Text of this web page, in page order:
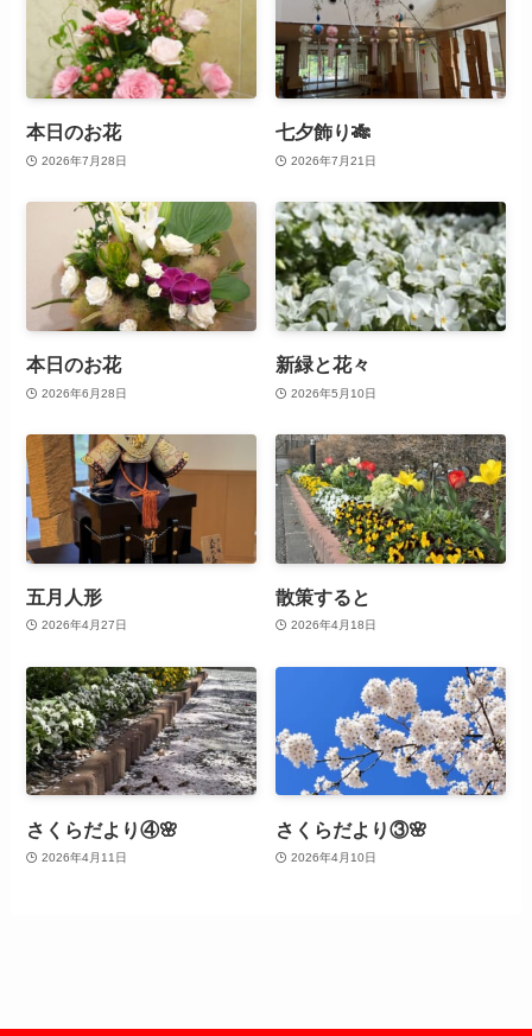
本日のお花
2026年7月28日
七夕飾り🎋
2026年7月21日
本日のお花
2026年6月28日
新緑と花々
2026年5月10日
五月人形
2026年4月27日
散策すると
2026年4月18日
さくらだより④🌸
2026年4月11日
さくらだより③🌸
2026年4月10日